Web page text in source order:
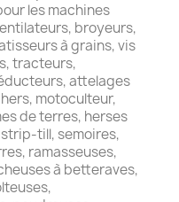
les machines
broyeurs,
à grains, vis
tracteurs,
attelages
motoculteur,
de terres, herses
till, semoires,
ramasseuses,
à betteraves,